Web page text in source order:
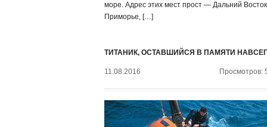
море. Адрес этих мест прост — Дальний
Приморье, […]
ТИТАНИК, ОСТАВШИЙСЯ В ПАМЯТИ
11.08.2016 Просмотров: